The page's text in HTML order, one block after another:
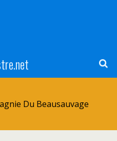
Du Beausauvage